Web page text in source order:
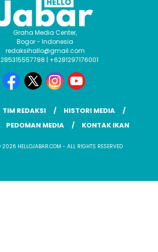
Graha Media Center,
Bogor - Indonesia
redaksihallo@gmail.com
| +6281297176001
TIM REDAKSI
HISTORI MEDIA
PEDOMAN MEDIA KONTAK IKAN
2026 HELLOJABAR.COM - ALL RIGHTS RESERVED